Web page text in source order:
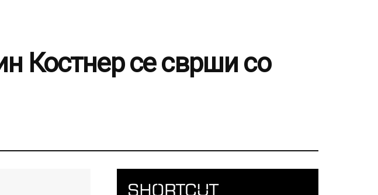
Костнер се сврши со